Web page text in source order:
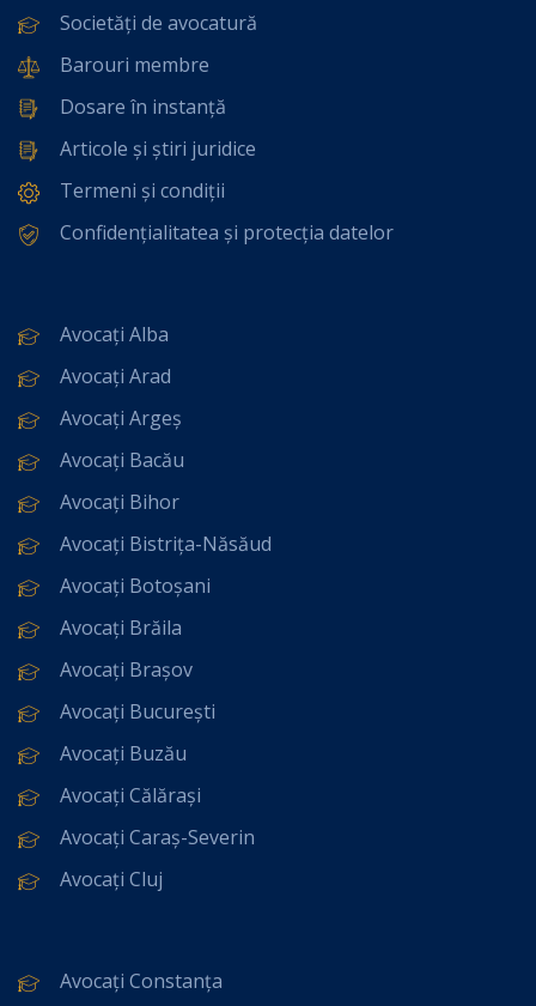
Societăți de avocatură
Barouri membre
Dosare în instanță
Articole și știri juridice
Termeni și condiții
Confidențialitatea și protecția datelor
Avocați Alba
Avocați Arad
Avocați Argeș
Avocați Bacău
Avocați Bihor
Avocați Bistrița-Năsăud
Avocați Botoșani
Avocați Brăila
Avocați Brașov
Avocați București
Avocați Buzău
Avocați Călărași
Avocați Caraș-Severin
Avocați Cluj
Avocați Constanța